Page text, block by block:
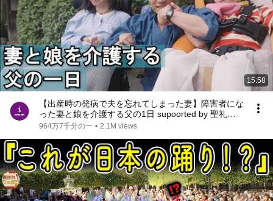
15:58
【出産時の発病で夫を忘れてしまった妻】障害者にな
った妻と娘を介護する父の1日 supoorted by 聖礼会 #
聖礼会 #ジャパンバリアフリープロジェクト #共生
964万7千分の一 • 2.1M views